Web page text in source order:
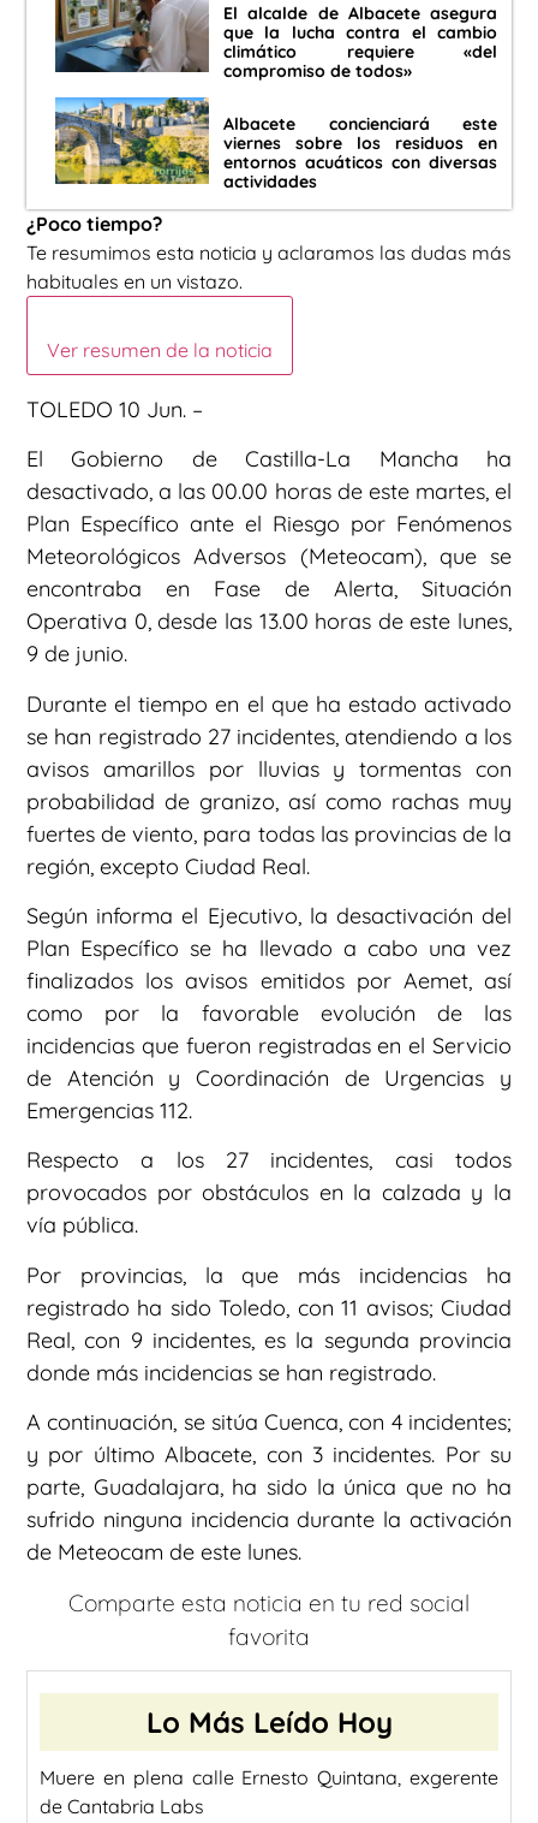
El alcalde de Albacete asegura
que la lucha contra el cambio
climático requiere «del
compromiso de todos»
Albacete concienciará este
viernes sobre los residuos en
entornos acuáticos con diversas
actividades
¿Poco tiempo?
Te resumimos esta noticia y aclaramos las dudas más
habituales en un vistazo.
Ver resumen de la noticia
TOLEDO 10 Jun. –
El Gobierno de Castilla-La Mancha ha
desactivado, a las 00.00 horas de este martes, el
Plan Específico ante el Riesgo por Fenómenos
Meteorológicos Adversos (Meteocam), que se
encontraba en Fase de Alerta, Situación
Operativa 0, desde las 13.00 horas de este lunes,
9 de junio.
Durante el tiempo en el que ha estado activado
se han registrado 27 incidentes, atendiendo a los
avisos amarillos por lluvias y tormentas con
probabilidad de granizo, así como rachas muy
fuertes de viento, para todas las provincias de la
región, excepto Ciudad Real.
Según informa el Ejecutivo, la desactivación del
Plan Específico se ha llevado a cabo una vez
finalizados los avisos emitidos por Aemet, así
como por la favorable evolución de las
incidencias que fueron registradas en el Servicio
de Atención y Coordinación de Urgencias y
Emergencias 112.
Respecto a los 27 incidentes, casi todos
provocados por obstáculos en la calzada y la
vía pública.
Por provincias, la que más incidencias ha
registrado ha sido Toledo, con 11 avisos; Ciudad
Real, con 9 incidentes, es la segunda provincia
donde más incidencias se han registrado.
A continuación, se sitúa Cuenca, con 4 incidentes;
y por último Albacete, con 3 incidentes. Por su
parte, Guadalajara, ha sido la única que no ha
sufrido ninguna incidencia durante la activación
de Meteocam de este lunes.
Comparte esta noticia en tu red social
favorita
Lo Más Leído Hoy
Muere en plena calle Ernesto Quintana, exgerente
de Cantabria Labs